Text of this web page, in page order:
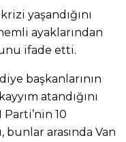
yaşandığını
ayaklarından
ifade etti.
başkanlarının
atandığını
10
bunlar arasında Van